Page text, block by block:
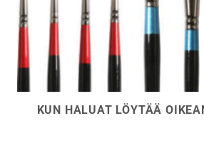
KUN HALUAT LÖYTÄÄ